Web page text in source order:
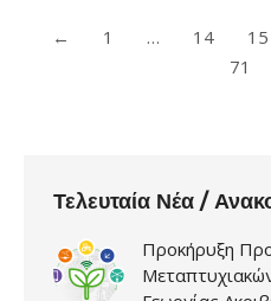
← 1 … 14 15
71
Τελευταία Νέα /
Προκήρυξη